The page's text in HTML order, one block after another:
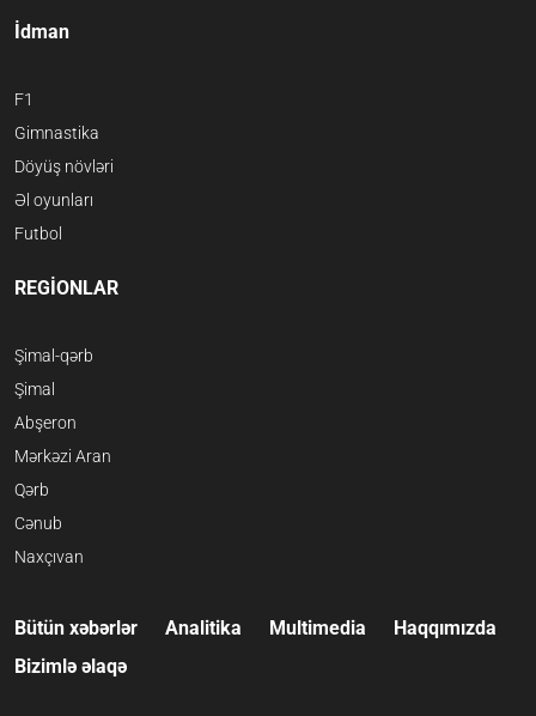
İdman
F1
Gimnastika
Döyüş növləri
Əl oyunları
Futbol
REGİONLAR
Şimal-qərb
Şimal
Abşeron
Mərkəzi Aran
Qərb
Cənub
Naxçıvan
Bütün xəbərlər Analitika Multimedia
Haqqımızda
Bizimlə əlaqə